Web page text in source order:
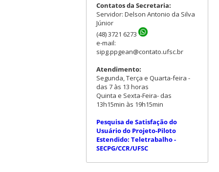
Contatos da Secretaria:
Servidor: Delson Antonio da Silva
Júnior
(48) 3721 6273
e-mail:
sipg.ppgean@contato.ufsc.br
Atendimento:
Segunda, Terça e Quarta-feira -
das 7 às 13 horas
Quinta e Sexta-Feira- das
13h15min às 19h15min
Pesquisa de Satisfação do
Usuário do Projeto-Piloto
Estendido: Teletrabalho -
SECPG/CCR/UFSC